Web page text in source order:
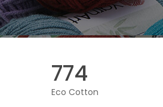
774
Eco Cotton